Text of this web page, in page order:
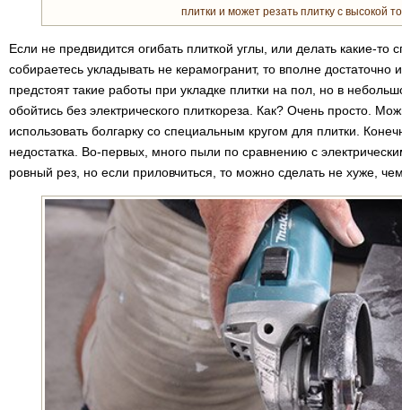
плитки и может резать плитку с высокой
Если не предвидится огибать плиткой углы, или делать какие-
собираетесь укладывать не керамогранит, то вполне достаточно
предстоят такие работы при укладке плитки на пол, но в
обойтись без электрического плиткореза. Как? Очень просто.
использовать болгарку со специальным кругом для плитки.
недостатка. Во-первых, много пыли по сравнению с
ровный рез, но если приловчиться, то можно сделать не хуже,